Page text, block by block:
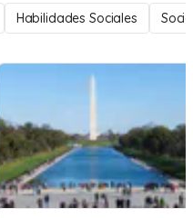
Habilidades Sociales